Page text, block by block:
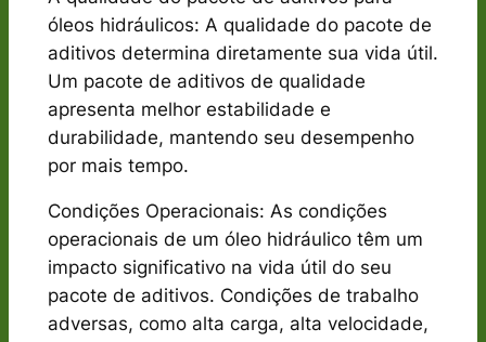
óleos hidráulicos: A qualidade do pacote de
aditivos determina diretamente sua vida útil.
Um pacote de aditivos de qualidade
apresenta melhor estabilidade e
durabilidade, mantendo seu desempenho
por mais tempo.
Condições Operacionais: As condições
operacionais de um óleo hidráulico têm um
impacto significativo na vida útil do seu
pacote de aditivos. Condições de trabalho
adversas, como alta carga, alta velocidade,